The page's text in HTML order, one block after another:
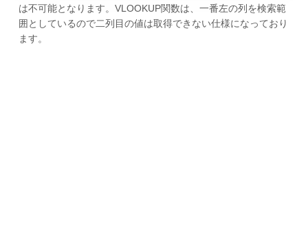
は不可能となります。VLOOKUP関数は、一番左の列を検索範
囲としているので二列目の値は取得できない仕様になっており
ます。